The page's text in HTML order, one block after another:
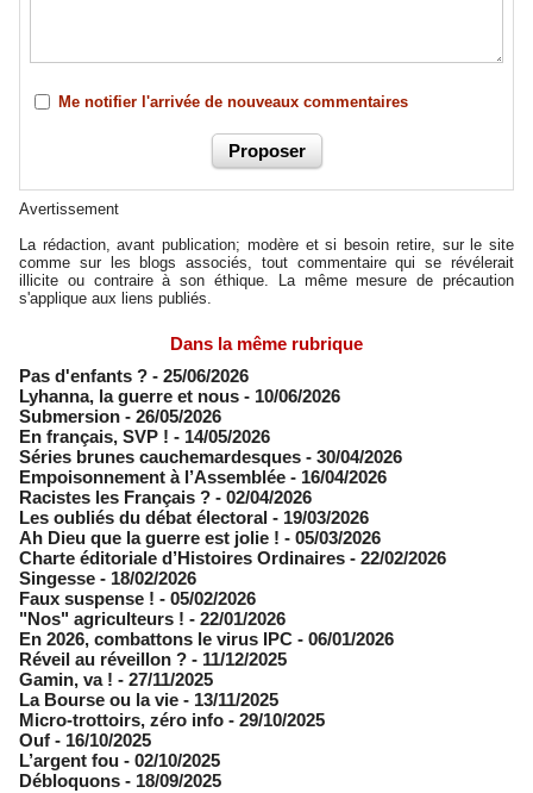
Me notifier l'arrivée de nouveaux commentaires
Avertissement
La rédaction, avant publication; modère et si besoin retire, sur le site
comme sur les blogs associés, tout commentaire qui se révélerait
illicite ou contraire à son éthique. La même mesure de précaution
s'applique aux liens publiés.
Dans la même rubrique
Pas d'enfants ? - 25/06/2026
​Lyhanna, la guerre et nous - 10/06/2026
Submersion - 26/05/2026
En français, SVP ! - 14/05/2026
​Séries brunes cauchemardesques - 30/04/2026
Empoisonnement à l’Assemblée­ - 16/04/2026
Racistes les Français ? - 02/04/2026
​Les oubliés du débat électoral - 19/03/2026
Ah Dieu que la guerre est jolie ! - 05/03/2026
Charte éditoriale d’Histoires Ordinaires - 22/02/2026
Singesse - 18/02/2026
Faux suspense ! - 05/02/2026
"Nos" agriculteurs ! - 22/01/2026
En 2026, combattons le virus IPC - 06/01/2026
Réveil au réveillon ? - 11/12/2025
Gamin, va ! - 27/11/2025
​La Bourse ou la vie - 13/11/2025
Micro-trottoirs, zéro info - 29/10/2025
Ouf - 16/10/2025
L’argent fou - 02/10/2025
Débloquons - 18/09/2025